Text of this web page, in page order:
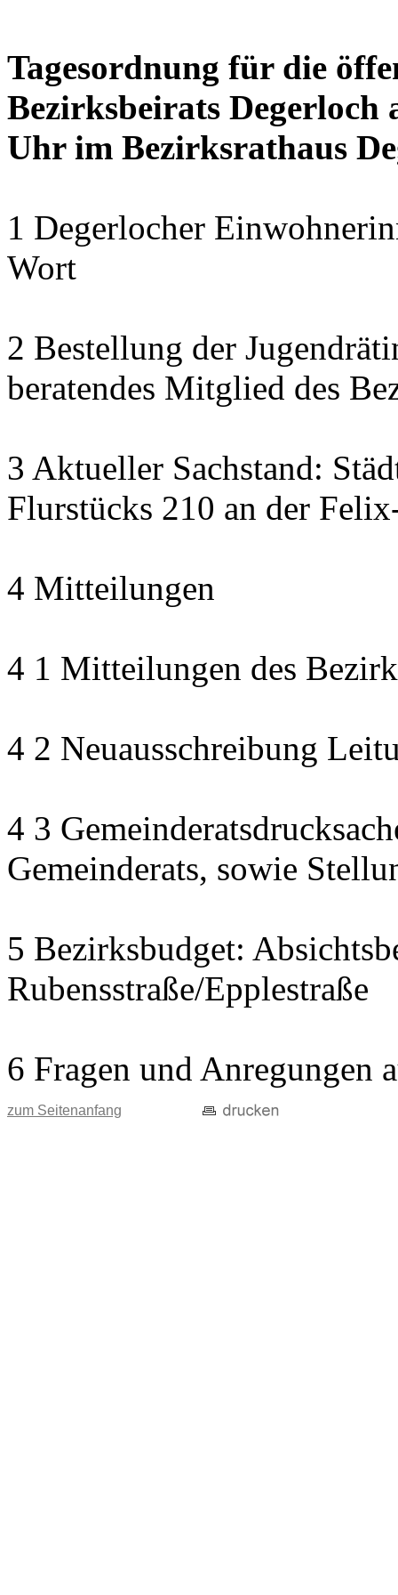
Tagesordnung für die
Bezirksbeirats Degerloch
Uhr im Bezirksrathaus
1 Degerlocher
Wort
2 Bestellung der
beratendes Mitglied des
3 Aktueller Sachstand:
Flurstücks 210 an der
4 Mitteilungen
4 1 Mitteilungen des
4 2 Neuausschreibung
4 3
Gemeinderats, sowie
5 Bezirksbudget:
Rubensstraße/Epplestraße
6 Fragen und Anregungen
zum Seitenanfang